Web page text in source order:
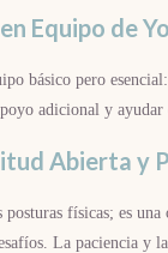
Equipo de
básico pero
adicional y ayudar
Abierta y
físicas; es
La paciencia y